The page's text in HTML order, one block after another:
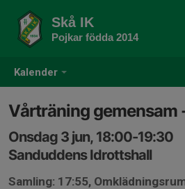
Kalender
Skå IK
Pojkar födda 2014
Vårträning gemensam
Onsdag 3 jun, 18:00-19:30
Sanduddens Idrottshall
Samling: 17:55,